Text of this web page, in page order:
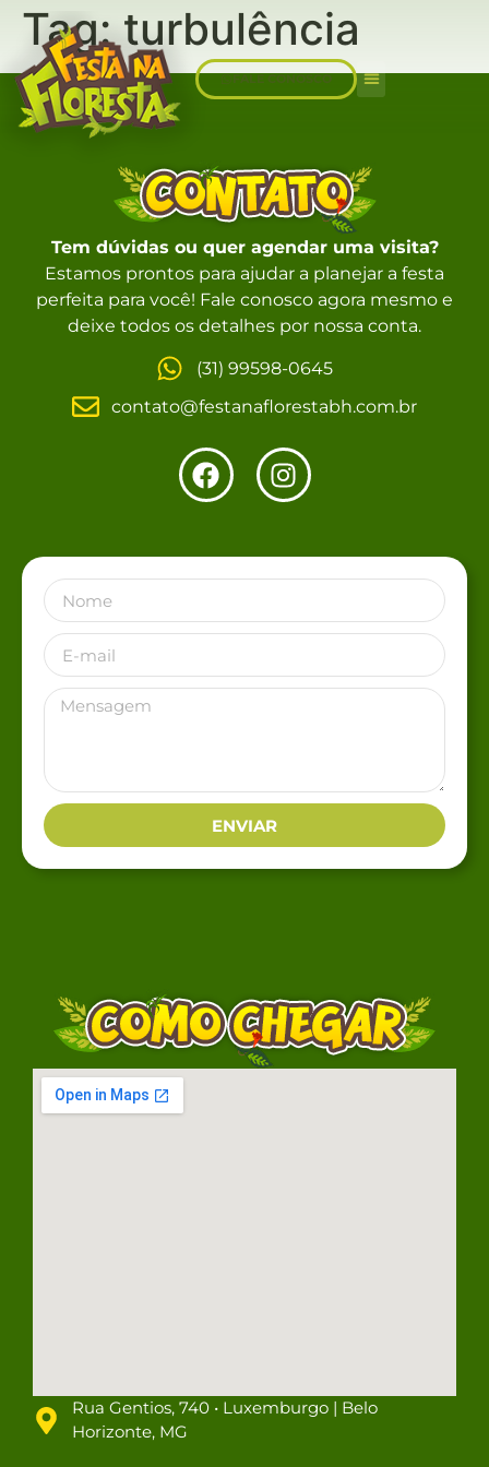
FALE CONOSCO
Tag:turbulência
Tem dúvidas ou quer agendar uma visita?
Estamos prontos para ajudar a planejar a festa
perfeita para você! Fale conosco agora mesmo e
deixe todos os detalhes por nossa conta.
(31) 99598-0645
contato@festanaflorestabh.com.br
ENVIAR
Rua Gentios, 740 • Luxemburgo | Belo
Horizonte, MG